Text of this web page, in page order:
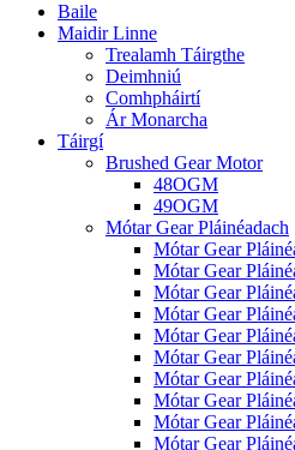
Baile
Maidir Linne
Trealamh Táirgthe
Deimhniú
Comhpháirtí
Ár Monarcha
Táirgí
Brushed Gear Motor
48OGM
49OGM
Mótar Gear Pláinéadach
Mótar Gear
Mótar Gear
Mótar Gear
Mótar Gear
Mótar Gear
Mótar Gear
Mótar Gear
Mótar Gear
Mótar Gear
Mótar Gear